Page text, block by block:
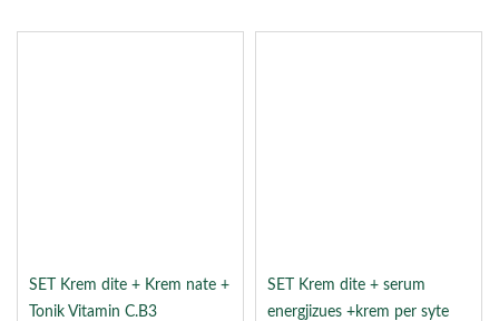
SET Krem dite + Krem nate +
Tonik Vitamin C.B3
SET Krem dite + serum
energjizues +krem per syte